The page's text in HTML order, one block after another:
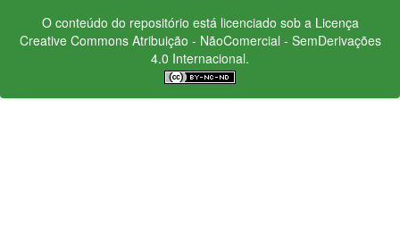
O conteúdo do repositório está licenciado sob a Licença
Creative CommonsAtribuição - NãoComercial - SemDerivações
4.0 Internacional.